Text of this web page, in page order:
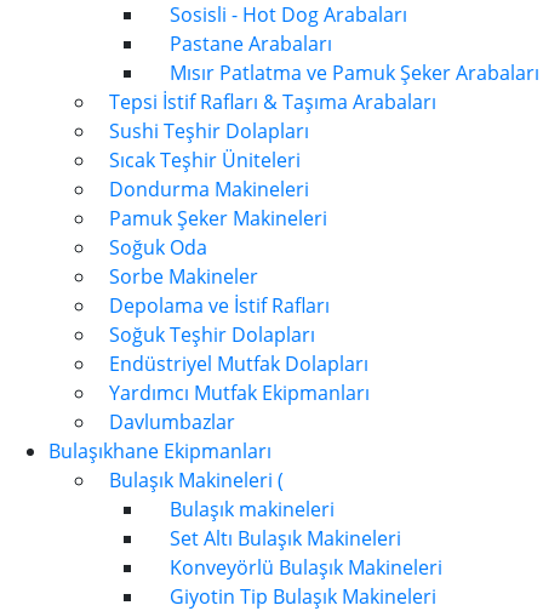
Sosisli - Hot Dog Arabaları
Pastane Arabaları
Mısır Patlatma ve Pamuk Şeker Arabaları
Tepsi İstif Rafları & Taşıma Arabaları
Sushi Teşhir Dolapları
Sıcak Teşhir Üniteleri
Dondurma Makineleri
Pamuk Şeker Makineleri
Soğuk Oda
Sorbe Makineler
Depolama ve İstif Rafları
Soğuk Teşhir Dolapları
Endüstriyel Mutfak Dolapları
Yardımcı Mutfak Ekipmanları
Davlumbazlar
Bulaşıkhane Ekipmanları
Bulaşık Makineleri (
Bulaşık makineleri
Set Altı Bulaşık Makineleri
Konveyörlü Bulaşık Makineleri
Giyotin Tip Bulaşık Makineleri